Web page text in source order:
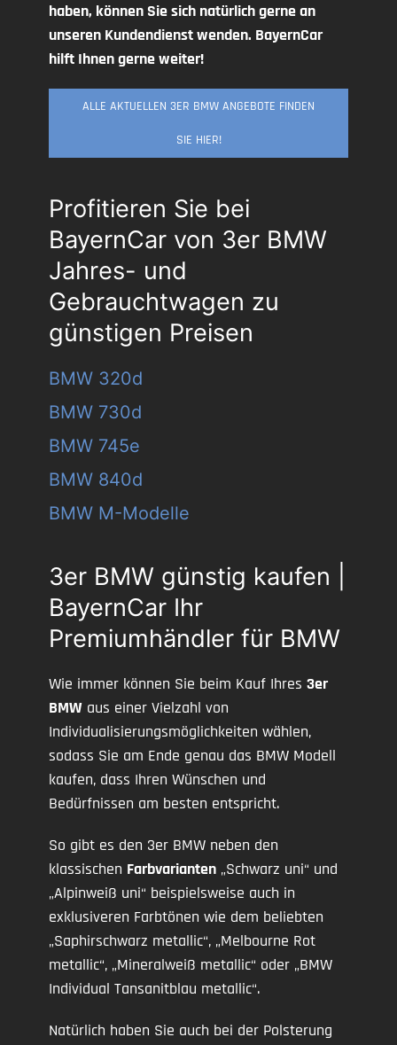
haben, können Sie sich natürlich gerne an
unseren Kundendienst wenden. BayernCar
hilft Ihnen gerne weiter!
ALLE AKTUELLEN 3ER BMW ANGEBOTE FINDEN
SIE HIER!
Profitieren Sie bei
BayernCar von 3er BMW
Jahres- und
Gebrauchtwagen zu
günstigen Preisen
BMW 320d
BMW 730d
BMW 745e
BMW 840d
BMW M-Modelle
3er BMW günstig kaufen |
BayernCar Ihr
Premiumhändler für BMW
Wie immer können Sie beim Kauf Ihres 3er
BMW aus einer Vielzahl von
Individualisierungsmöglichkeiten wählen,
sodass Sie am Ende genau das BMW Modell
kaufen, dass Ihren Wünschen und
Bedürfnissen am besten entspricht.
So gibt es den 3er BMW neben den
klassischen Farbvarianten „Schwarz uni“ und
„Alpinweiß uni“ beispielsweise auch in
exklusiveren Farbtönen wie dem beliebten
„Saphirschwarz metallic“, „Melbourne Rot
metallic“, „Mineralweiß metallic“ oder „BMW
Individual Tansanitblau metallic“.
Natürlich haben Sie auch bei der Polsterung